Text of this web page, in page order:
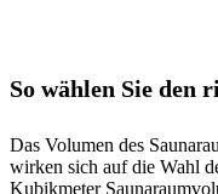
So wählen Sie den
Das Volumen des
wirken sich auf die Wahl
Kubikmeter